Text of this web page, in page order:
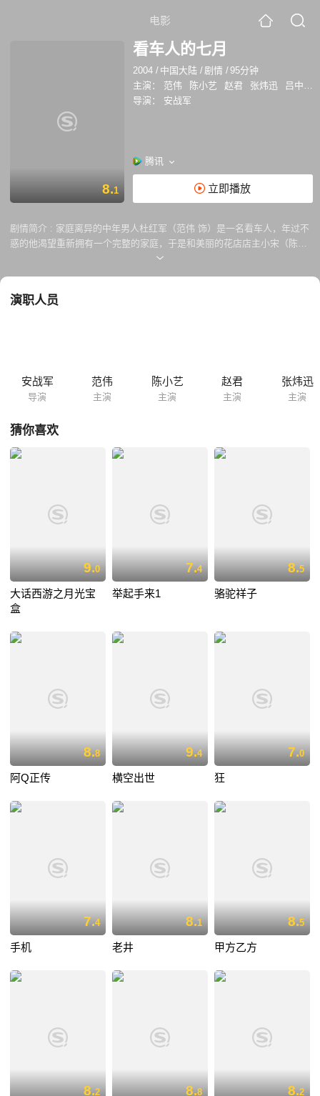
电影
8.1
看车人的七月
2004 / 中国大陆 /剧情 /95分钟
主演：
范伟 陈小艺 赵君 张炜迅 吕中
导演：
安战军
腾讯
立即播放
剧情简介 : 家庭离异的中年男人杜红军（范伟 饰）是一名看车人，年过不
惑的他渴望重新拥有一个完整的家庭，于是和美丽的花店店主小宋（陈小
艺 饰）好上了。小宋也是一个离了婚的女人，两人共同的愿望就是赶快组
狱里出来了。刘三反悔了当初的离婚协议，于是一切开始变得不可收
演职人员
安战军
导演
范伟
主演
陈小艺
主演
赵君
主演
张炜迅
主演
猜你喜欢
9.0
大话西游之月光宝
盒
7.4
举起手来1
8.5
骆驼祥子
8.8
阿Q正传
9.4
横空出世
7.0
狂
7.4
手机
8.1
老井
8.5
甲方乙方
8.2 8.8 8.2